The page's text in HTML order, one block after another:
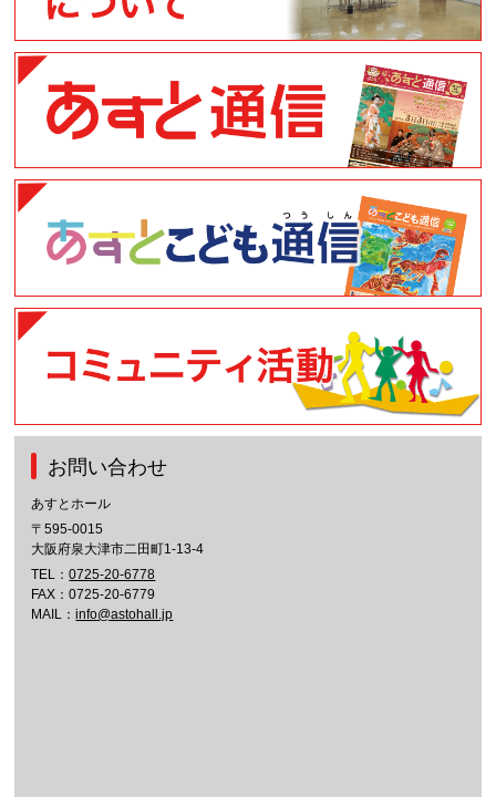
お問い合わせ
あすとホール
〒595-0015
大阪府泉大津市二田町1-13-4
TEL：0725-20-6778
FAX：0725-20-6779
MAIL：info@astohall.jp